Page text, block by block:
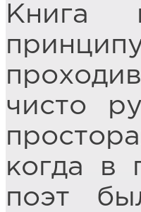
Книга
чисто
когда в
поэт